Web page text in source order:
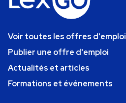
Voir toutes les offres d'emploi
Publier une offre d'emploi
Actualités et articles
Formations et événements